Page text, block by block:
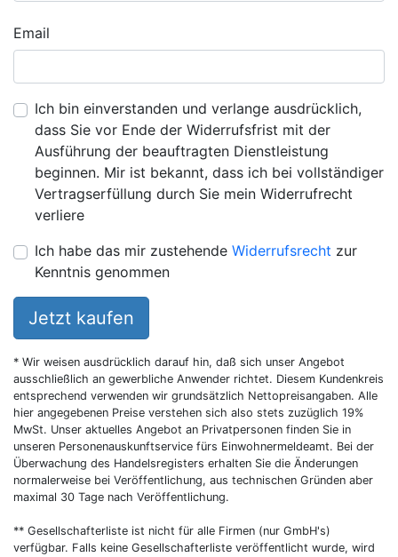
Email
Ich bin einverstanden und verlange ausdrücklich,
dass Sie vor Ende der Widerrufsfrist mit der
Ausführung der beauftragten Dienstleistung
beginnen. Mir ist bekannt, dass ich bei vollständiger
Vertragserfüllung durch Sie mein Widerrufrecht
verliere
Ich habe das mir zustehende Widerrufsrecht zur
Kenntnis genommen
Jetzt kaufen
* Wir weisen ausdrücklich darauf hin, daß sich unser Angebot
ausschließlich an gewerbliche Anwender richtet. Diesem Kundenkreis
entsprechend verwenden wir grundsätzlich Nettopreisangaben. Alle
hier angegebenen Preise verstehen sich also stets zuzüglich 19%
MwSt. Unser aktuelles Angebot an Privatpersonen finden Sie in
unseren Personenauskunftservice fürs Einwohnermeldeamt. Bei der
Überwachung des Handelsregisters erhalten Sie die Änderungen
normalerweise bei Veröffentlichung, aus technischen Gründen aber
maximal 30 Tage nach Veröffentlichung.
** Gesellschafterliste ist nicht für alle Firmen (nur GmbH's)
verfügbar. Falls keine Gesellschafterliste veröffentlicht wurde, wird